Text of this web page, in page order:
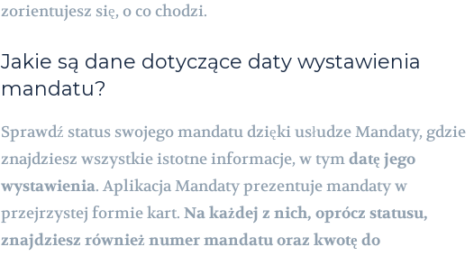
zorientujesz się, o co chodzi.
Jakie są dane dotyczące daty wystawienia
mandatu?
Sprawdź status swojego mandatu dzięki usłudze Mandaty, gdzie
znajdziesz wszystkie istotne informacje, w tymdatę jego
wystawienia. Aplikacja Mandaty prezentuje mandaty w
przejrzystej formie kart. Na każdej z nich, oprócz statusu,
znajdziesz również numer mandatu oraz kwotę do